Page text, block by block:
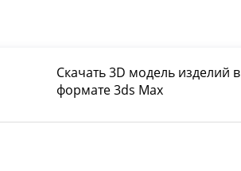
Скачать 3D модель изделий в
формате 3ds Max